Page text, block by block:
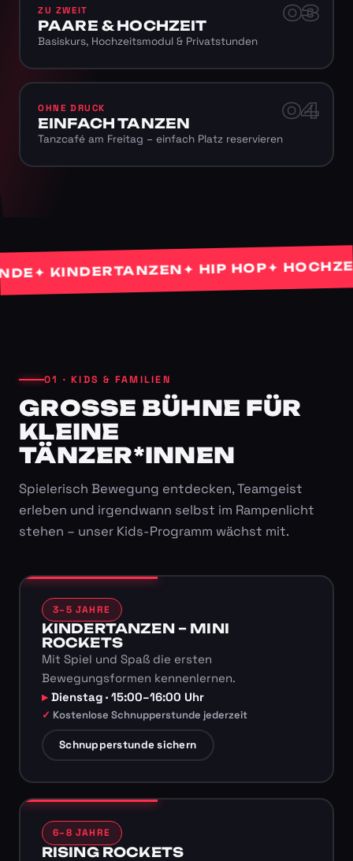
03
ZU ZWEIT
PAARE & HOCHZEIT
Basiskurs, Hochzeitsmodul & Privatstunden
04
OHNE DRUCK
EINFACH TANZEN
Tanzcafé am Freitag – einfach Platz reservieren
KINDERTANZEN✦ HIP HOP✦
01 · KIDS & FAMILIEN
GROSSE BÜHNE FÜR K
LEINE T
ÄNZER*INNEN
Spielerisch Bewegung entdecken, Teamgeist
erleben und irgendwann selbst im Rampenlicht
stehen – unser Kids-Programm wächst mit.
3–5 JAHRE
KINDERTANZEN – MINI
ROCKETS
Mit Spiel und Spaß die ersten
Bewegungsformen kennenlernen.
Dienstag · 15:00–16:00 Uhr
Kostenlose Schnupperstunde jederzeit
Schnupperstunde sichern
6–8 JAHRE
RISING ROCKETS